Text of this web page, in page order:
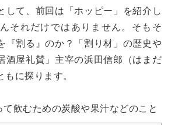
して、前回は「ホッピー」を紹介し
それだけではありません。そもそ
『割る』のか？「割り材」の歴史や
酒屋礼賛」主宰の浜田信郎（はまだ
もに探ります。
飲むための炭酸や果汁などのこと